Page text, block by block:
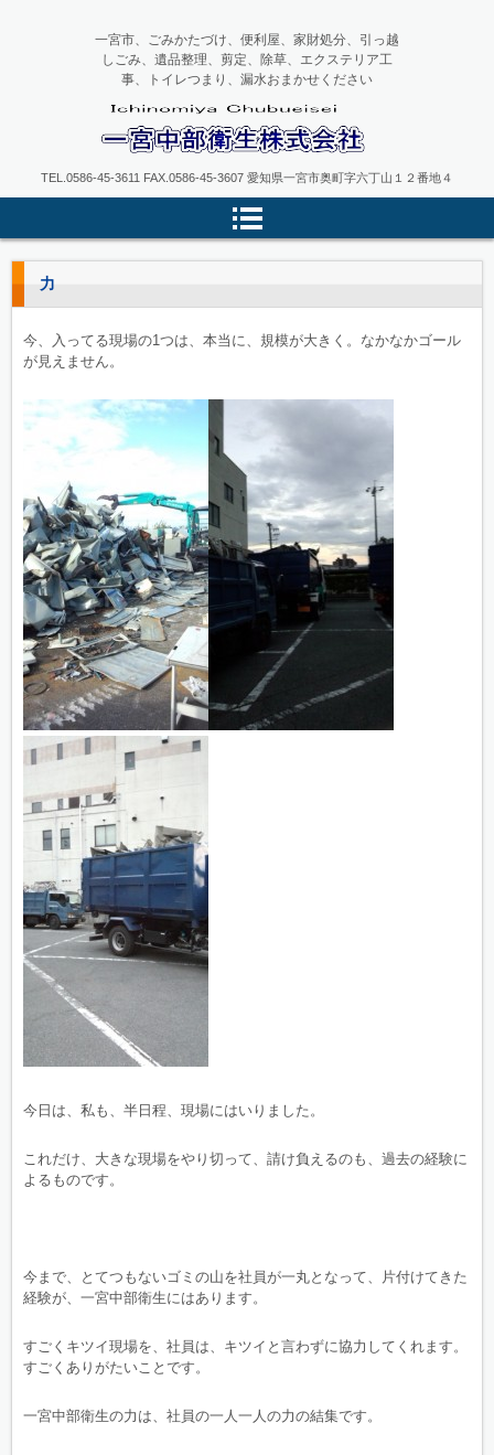
一宮中部衛生
一宮市、ごみかたづけ、便利屋、家財処分、引っ越
しごみ、遺品整理、剪定、除草、エクステリア工
事、トイレつまり、漏水おまかせください
TEL.0586-45-3611 FAX.0586-45-3607 愛知県一宮市奥町字六丁山１２番地４
力
今、入ってる現場の1つは、本当に、規模が大きく。なかなかゴール
が見えません。
今日は、私も、半日程、現場にはいりました。
これだけ、大きな現場をやり切って、請け負えるのも、過去の経験に
よるものです。
今まで、とてつもないゴミの山を社員が一丸となって、片付けてきた
経験が、一宮中部衛生にはあります。
すごくキツイ現場を、社員は、キツイと言わずに協力してくれます。
すごくありがたいことです。
一宮中部衛生の力は、社員の一人一人の力の結集です。